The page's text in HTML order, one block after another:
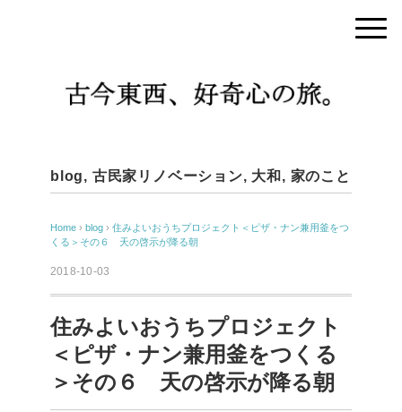
blog, 古民家リノベーション, 大和 , 家のこと
Home › blog › 住みよいおうちプロジェクト＜ピザ・ナン兼用釜をつ
くる＞その６ 天の啓示が降る朝
2018-10-03
住みよいおうちプロジェクト
＜ピザ・ナン兼用釜をつくる
＞その６ 天の啓示が降る朝